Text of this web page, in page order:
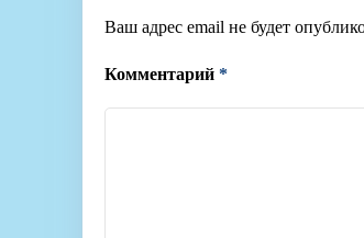
Ваш адрес email не будет
Комментарий *